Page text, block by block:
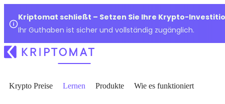
Kriptomat schließt – Setzen Sie Ihre Krypto-
Ihr Guthaben ist sicher und vollständig zugänglich.
Krypto Preise Lernen Produkte Wie es funktioniert